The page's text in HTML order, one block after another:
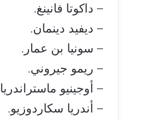
– داكوتا فانينغ.
– ديفيد دينمان.
– سونيا بن عمار.
– ريمو جيروني.
– أوجينيو
– أندريا سكاردوزيو.